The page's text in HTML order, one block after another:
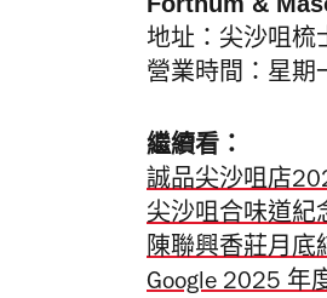
地址：尖沙咀梳
營業時間：星期
繼續看：
誠品尖沙咀店
尖沙咀合味道紀
陳聯興香莊月底
Google 2025 年